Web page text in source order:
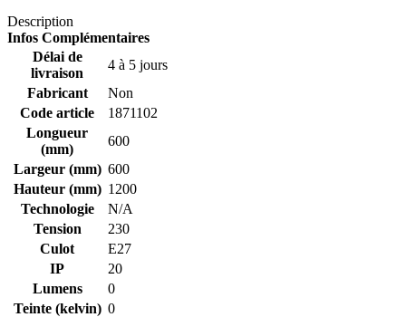
Description
Infos Complémentaires
Délai de
livraison
4 à 5 jours
Fabricant
Non
Code article
1871102
Longueur
(mm)
600
Largeur (mm) 600
Hauteur (mm) 1200
Technologie
N/A
Tension
230
Culot
E27
IP
20
Lumens
0
Teinte (kelvin) 0